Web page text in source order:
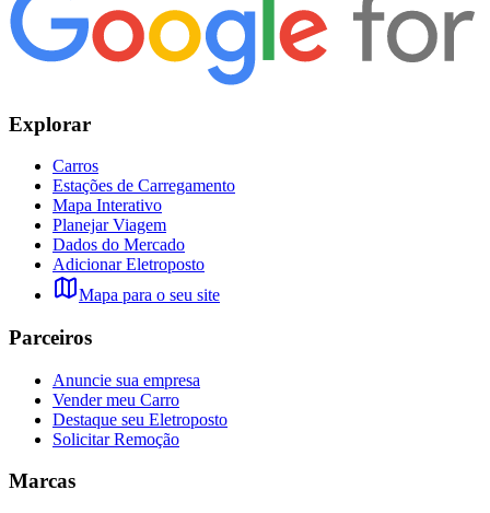
Explorar
Carros
Estações de Carregamento
Mapa Interativo
Planejar Viagem
Dados do Mercado
Adicionar Eletroposto
Mapa para o seu site
Parceiros
Anuncie sua empresa
Vender meu Carro
Destaque seu Eletroposto
Solicitar Remoção
Marcas